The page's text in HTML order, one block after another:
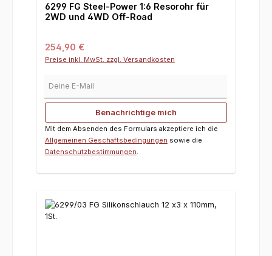
6299 FG Steel-Power 1:6 Resorohr für
2WD und 4WD Off-Road
Regulärer Preis:
254,90 €
Preise inkl. MwSt. zzgl. Versandkosten
Benachrichtige mich
Mit dem Absenden des Formulars akzeptiere ich die
Allgemeinen Geschäftsbedingungen sowie die
Datenschutzbestimmungen.